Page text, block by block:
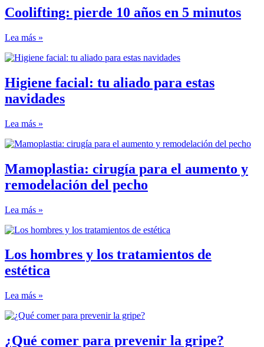
Coolifting: pierde 10 años en 5 minutos
Lea más »
Higiene facial: tu aliado para estas
navidades
Lea más »
Mamoplastia: cirugía para el aumento y
remodelación del pecho
Lea más »
Los hombres y los tratamientos de
estética
Lea más »
¿Qué comer para prevenir la gripe?